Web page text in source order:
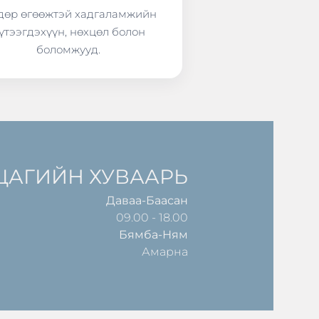
өгөөжтэй хадгаламжийн
нөхцөл болон
боломжууд.
ХУВААРЬ
Даваа-Баасан
09.00 - 18.00
Бямба-Ням
Амарна